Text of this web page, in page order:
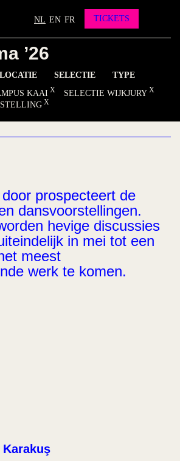
NL EN FR TICKETS
’26
LOCATIE SELECTIE
TYPE
KAAI
SELECTIE WIJKJURY
prospecteert de
dansvoorstellingen.
hevige discussies
in mei tot een
meest
werk te komen.